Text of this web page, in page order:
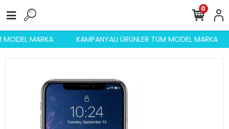
MODEL MARKA KAMPANYALI ÜRÜNLER TÜM MODEL MARKA
0